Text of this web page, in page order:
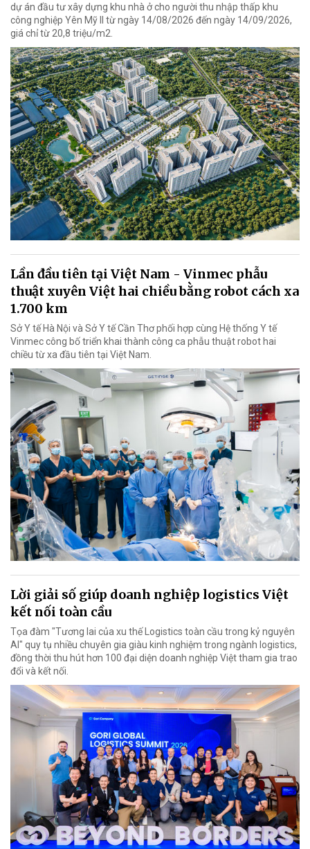
dự án đầu tư xây dựng khu nhà ở cho người thu nhập thấp khu
công nghiệp Yên Mỹ II từ ngày 14/08/2026 đến ngày 14/09/2026,
giá chỉ từ 20,8 triệu/m2.
Lần đầu tiên tại Việt Nam - Vinmec phẫu
thuật xuyên Việt hai chiều bằng robot cách xa
1.700 km
Sở Y tế Hà Nội và Sở Y tế Cần Thơ phối hợp cùng Hệ thống Y tế
Vinmec công bố triển khai thành công ca phẫu thuật robot hai
chiều từ xa đầu tiên tại Việt Nam.
Lời giải số giúp doanh nghiệp logistics Việt
kết nối toàn cầu
Tọa đàm "Tương lai của xu thế Logistics toàn cầu trong kỷ nguyên
AI" quy tụ nhiều chuyên gia giàu kinh nghiệm trong ngành logistics,
đồng thời thu hút hơn 100 đại diện doanh nghiệp Việt tham gia trao
đổi và kết nối.